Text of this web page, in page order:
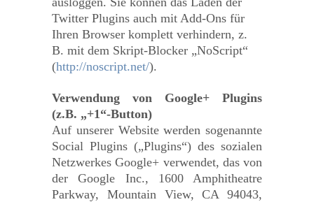
Twitter Plugins auch mit Add-Ons für
Ihren Browser komplett verhindern, z.
B. mit dem Skript-Blocker „NoScript“
(http://noscript.net/).
Verwendung von Google+ Plugins
(z.B. „+1“-Button)
Auf unserer Website werden sogenannte
Social Plugins („Plugins“) des sozialen
Netzwerkes Google+ verwendet, das von
der Google Inc., 1600 Amphitheatre
Parkway, Mountain View, CA 94043,